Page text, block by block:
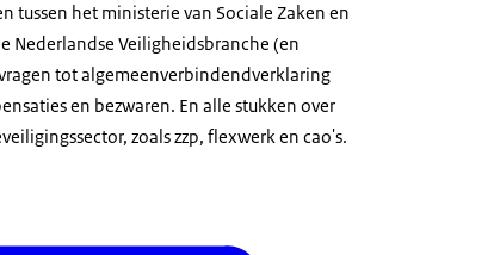
tussen het ministerie van Sociale Zaken en
Nederlandse Veiligheidsbranche (en
tot algemeenverbindendverklaring
en bezwaren. En alle stukken over
zoals zzp, flexwerk en cao's.